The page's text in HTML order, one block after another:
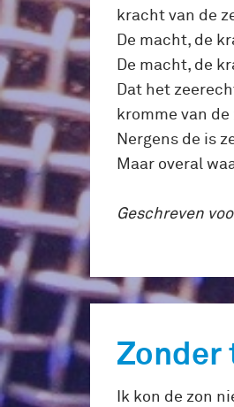
kracht van de
De macht, de
De macht, de
Dat het
kromme van de
Nergens de is
Maar overal
Geschreven
Ik kon de zon